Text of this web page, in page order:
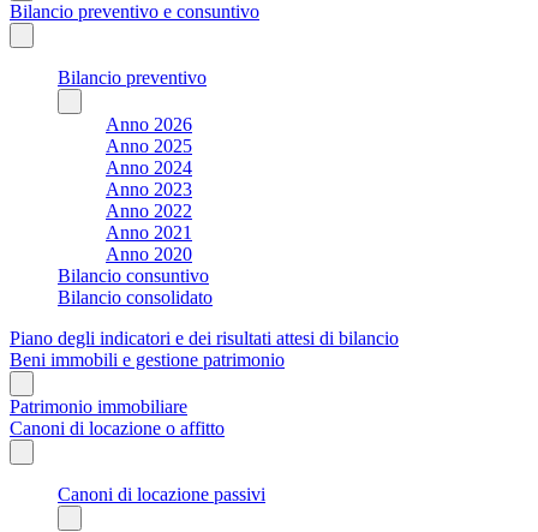
Bilancio preventivo e consuntivo
Bilancio preventivo
Anno 2026
Anno 2025
Anno 2024
Anno 2023
Anno 2022
Anno 2021
Anno 2020
Bilancio consuntivo
Bilancio consolidato
Piano degli indicatori e dei risultati attesi di bilancio
Beni immobili e gestione patrimonio
Patrimonio immobiliare
Canoni di locazione o affitto
Canoni di locazione passivi